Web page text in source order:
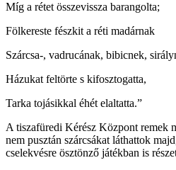
Míg a rétet összevissza barangolta;
Fölkereste fészkit a réti madárnak
Szárcsa-, vadrucának, bibicnek,
Házukat feltörte s kifosztogatta,
Tarka tojásikkal éhét elaltatta.”
A tiszafüredi Kérész Központ remek
nem pusztán szárcsákat láthattok
cselekvésre ösztönző játékban is